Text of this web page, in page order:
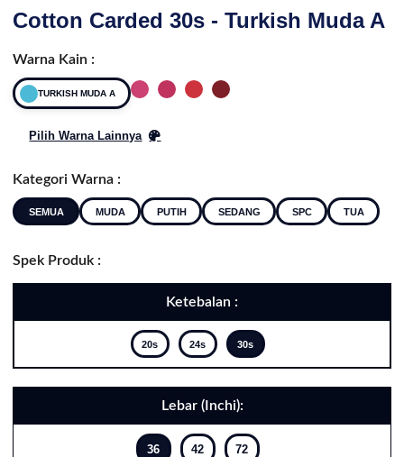
Cotton Carded 30s - Turkish Muda A
Warna Kain :
TURKISH MUDA A
Pilih Warna Lainnya
Kategori Warna :
SEMUA MUDA PUTIH SEDANG SPC TUA
Spek Produk :
Ketebalan :
20s 24s 30s
Lebar (Inchi):
36 42 72